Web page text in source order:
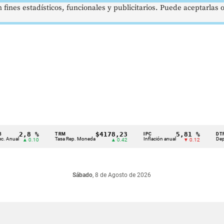
2,8 %
▲ 0.10
TRM
Tasa Rep. Moneda
$4178,23
▲ 0.42 Inflación anual
5,81 %
▼ 0.12 Dep.
Sábado, 8 de Agosto de 2026
estadísticos, funcionales y publicitarios. Puede aceptarlas